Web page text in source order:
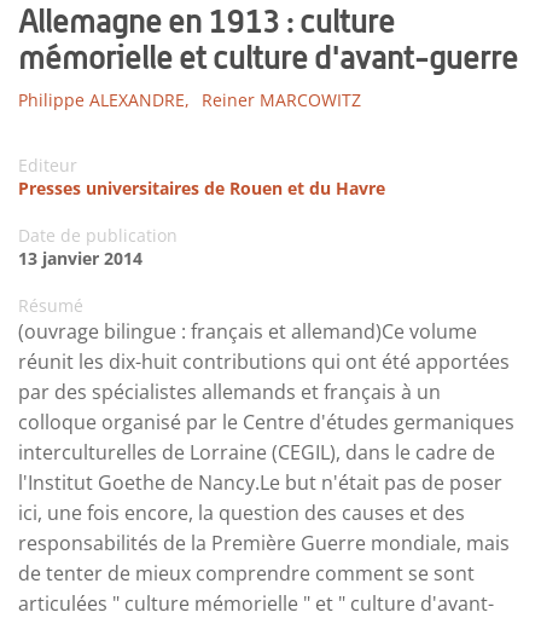
Allemagne en 1913 : culture
mémorielle et culture d'avant-guerre
Philippe ALEXANDRE, Reiner MARCOWITZ
Editeur
Presses universitaires de Rouen et du Havre
Date de publication
13 janvier 2014
Résumé
(ouvrage bilingue : français et allemand)Ce volume
réunit les dix-huit contributions qui ont été apportées
par des spécialistes allemands et français à un
colloque organisé par le Centre d'études germaniques
interculturelles de Lorraine (CEGIL), dans le cadre de
l'Institut Goethe de Nancy.Le but n'était pas de poser
ici, une fois encore, la question des causes et des
responsabilités de la Première Guerre mondiale, mais
de tenter de mieux comprendre comment se sont
articulées " culture mémorielle " et " culture d'avant-